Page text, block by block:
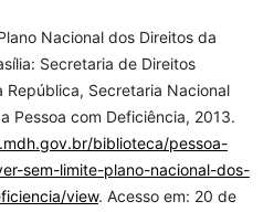
Nacional dos Direitos da
Secretaria de Direitos
República, Secretaria Nacional
Pessoa com Deficiência, 2013.
biblioteca/pessoa-
sem-limite-plano-nacional-dos-
view. Acesso em: 20 de